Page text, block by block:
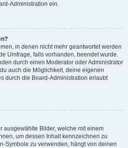
Administration ein.
in denen nicht mehr geantwortet werden
Umfrage, falls vorhanden, beendet wurde.
durch einen Moderator oder Administrator
auch die Möglichkeit, deine eigenen
durch die Board-Administration erlaubt
ausgewählte Bilder, welche mit einem
um dessen Inhalt kennzeichnen zu
Symbole zu verwenden, hängt von deinen